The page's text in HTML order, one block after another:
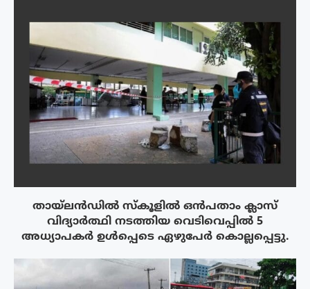
തായ്‌ലൻഡിൽ സ്കൂളിൽ ഒൻപതാം ക്ലാസ്
വിദ്യാർത്ഥി നടത്തിയ വെടിവെപ്പിൽ 5
അധ്യാപകർ ഉൾപ്പെടെ ഏഴുപേർ കൊല്ലപ്പെട്ടു.